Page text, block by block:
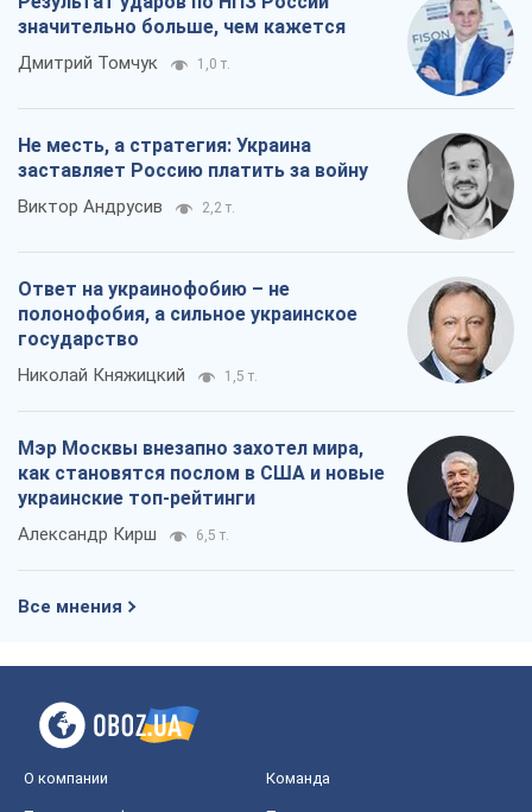
значительно больше, чем кажется
Дмитрий Томчук 1,0 т.
Не месть, а стратегия: Украина
заставляет Россию платить за войну
Виктор Андрусив 2,2 т.
Ответ на украинофобию – не
полонофобия, а сильное украинское
государство
Николай Княжицкий 1,5 т.
Мэр Москвы внезапно захотел мира,
как становятся послом в США и новые
украинские топ-рейтинги
Александр Кирш 6,5 т.
Все мнения
О компании Команда